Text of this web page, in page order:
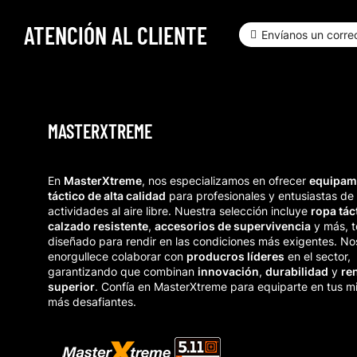
ATENCIÓN AL CLIENTE Envíanos un
MASTERXTREME
En MasterXtreme, nos especializamos en ofrecer
táctico de alta calidad para profesionales y entusiastas de
actividades al aire libre. Nuestra selección incluye ropa
calzado resistente, accesorios de supervivencia y más,
diseñado para rendir en las condiciones más exigentes.
enorgullece colaborar con producros líderes en el sector,
garantizando que combinan innovación, durabilidad y
superior. Confía en MasterXtreme para equiparte en tus
más desafiantes.